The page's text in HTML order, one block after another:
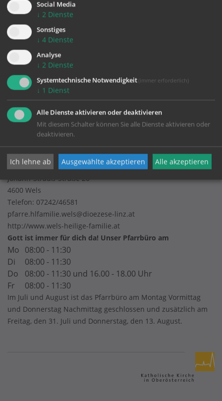
Impressum
Johann-Strauß-Straße 20
4600 Wels
Telefon: 07242/46581
pfarre.hlfamilie.wels@dioezese-linz.at
http://www.wels-heilige-familie.at
Gott ist immer für dich da! Unser Pfarrbüro am
Mo 08:00 - 11:30
Di
08:00 - 11:30
Do
08:00 - 11:30 und 16.00 - 18.00 Uhr
Fr
08:00 - 11:30
Im Juli und August ist das Pfarrbüro am Montag Vormittag
und Donnerstag Nachmittag geschlossen und zusätzlich am
Freitag, den 31. Juli und Donnerstag, den 13. August.
Social Media
↓ 2 Dienste
Sonstiges
↓ 4 Dienste
Analyse
↓ 2 Dienste
Systemtechnische Notwendigkeit (immer erforderlich)
↓ 1 Dienst
Alle Dienste aktivieren oder deaktivieren
Mit diesem Schalter können Sie alle Dienste aktivieren oder
deaktivieren.
Ich lehne ab Ausgewählte akzeptieren Alle akzeptieren